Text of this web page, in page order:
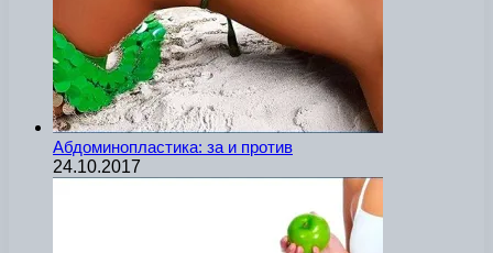
Абдоминопластика: за и против
24.10.2017